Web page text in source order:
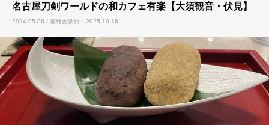
名古屋刀剣ワールドの和カフェ有楽【大須観音・伏見】
2024.05.06 / 最終更新日：2025.10.16